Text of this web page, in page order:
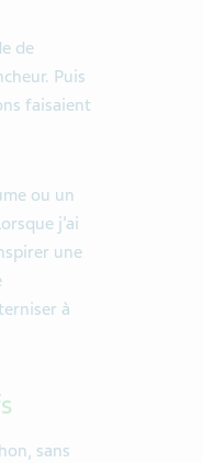
de
Puis
faisaient
ou un
j’ai
une
à
sans